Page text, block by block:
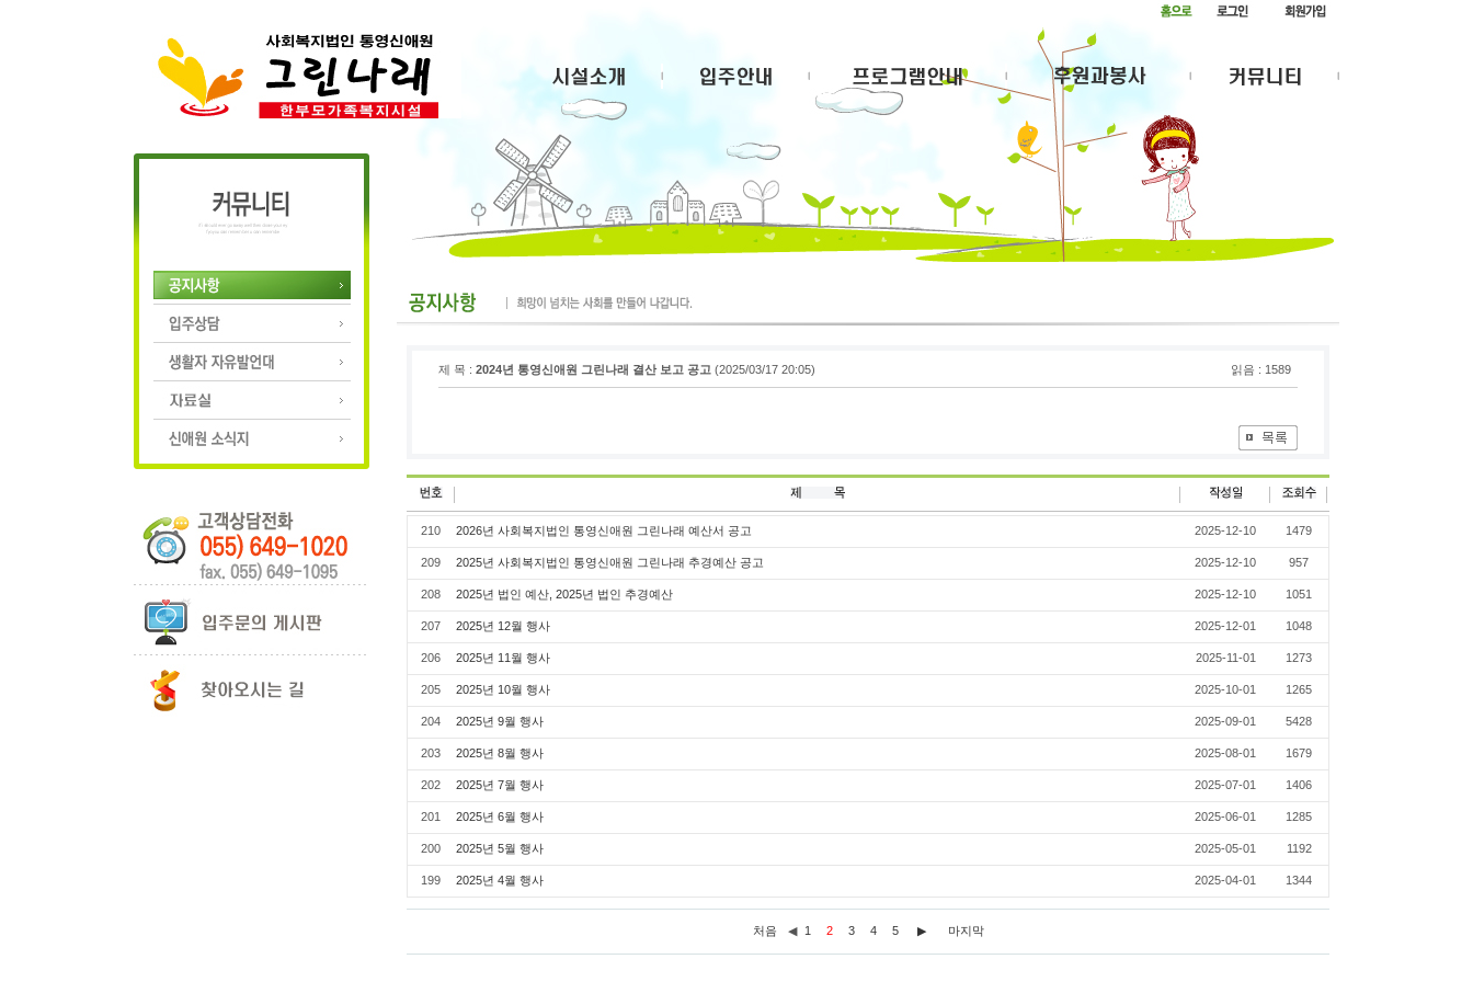
제 목 : 2024년 통영신애원 그린나래 결산 보고 공고 (2025/03/17 20:05) 읽음 : 1589
210 2026년 사회복지법인 통영신애원 그린나래 예산서 공고 2025-12-10 1479
209 2025년 사회복지법인 통영신애원 그린나래 추경예산 공고 2025-12-10 957
208 2025년 법인 예산, 2025년 법인 추경예산 2025-12-10 1051
207 2025년 12월 행사 2025-12-01 1048
206 2025년 11월 행사 2025-11-01 1273
205 2025년 10월 행사 2025-10-01 1265
204 2025년 9월 행사 2025-09-01 5428
203 2025년 8월 행사 2025-08-01 1679
202 2025년 7월 행사 2025-07-01 1406
201 2025년 6월 행사 2025-06-01 1285
200 2025년 5월 행사 2025-05-01 1192
199 2025년 4월 행사 2025-04-01 1344
처음 ◀ 1 2 3 4 5 ▶ 마지막